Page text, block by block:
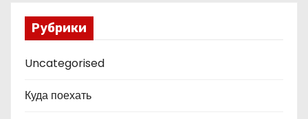
Рубрики
Uncategorised
Куда поехать